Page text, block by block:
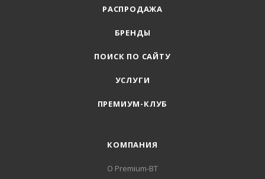
РАСПРОДАЖА
БРЕНДЫ
ПОИСК ПО САЙТУ
УСЛУГИ
ПРЕМИУМ-КЛУБ
КОМПАНИЯ
О Premium-BT